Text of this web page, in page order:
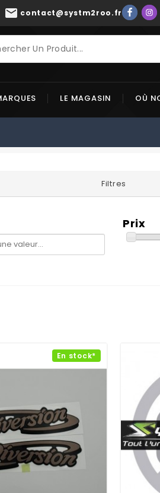
mail contact@systm2roo.fr
LE MAGASIN OÙ
Filtres
Prix
En stock*